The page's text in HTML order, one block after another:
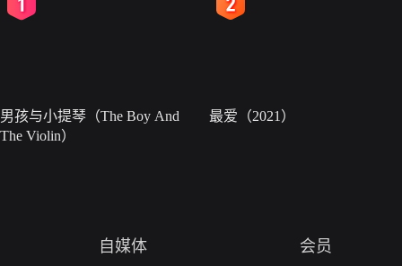
男孩与小提琴（The Boy And
The Violin）
最爱（2021）
自媒体 会员